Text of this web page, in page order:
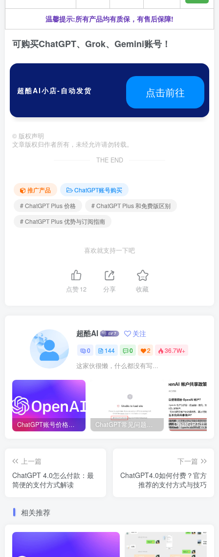
温馨提示:所有产品均有质保，有售后保障!
可购买ChatGPT、Grok、Gemini账号！
超酷AI小店-自动发货 点击前往
© 版权声明
文章版权归作者所有，未经允许请勿转载。
THE END
推广产品
ChatGPT账号购买
# ChatGPT Plus 价格
# ChatGPT Plus 和免费版区别
# ChatGPT Plus 优势与订阅指南
喜欢就支持一下吧
点赞12 分享 收藏
超酷AI 关注
0 144 0 2 36.7W+
这家伙很懒，什么都没有写...
ChatGPT账号价格表_ChatGPT账号购买！ ChatGPT常见问题解决方法汇总，持续提供更新，建议收藏！
上一篇
ChatGPT 4.0怎么付款：最
简便的支付方式解读
下一篇
ChatGPT4.0如何付费？官方
推荐的支付方式与技巧
相关推荐